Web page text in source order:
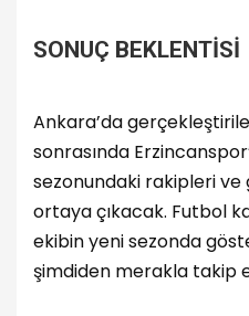
SONUÇ BEKLENTİSİ
Ankara’da
sonrasında
sezonundaki rakipleri ve
ortaya çıkacak. Futbol
ekibin yeni sezonda
şimdiden merakla takip